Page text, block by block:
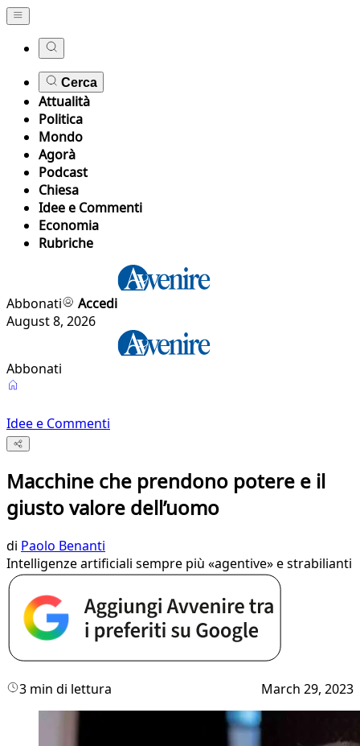
Cerca
Attualità
Politica
Mondo
Agorà
Podcast
Chiesa
Idee e Commenti
Economia
Rubriche
Abbonati
Accedi
August 8, 2026
Abbonati
Idee e Commenti
Macchine che prendono potere e il
giusto valore dell’uomo
di Paolo Benanti
Intelligenze artificiali sempre più «agentive» e strabilianti
3 min di lettura March 29, 2023